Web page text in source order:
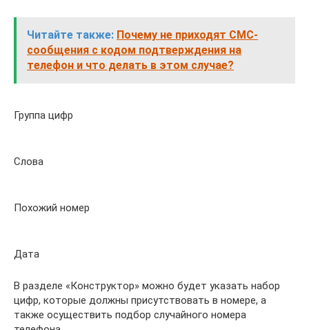
Читайте также: Почему не приходят СМС-
сообщения с кодом подтверждения на
телефон и что делать в этом случае?
Группа цифр
Слова
Похожий номер
Дата
В разделе «Конструктор» можно будет указать набор
цифр, которые должны присутствовать в номере, а
также осуществить подбор случайного номера